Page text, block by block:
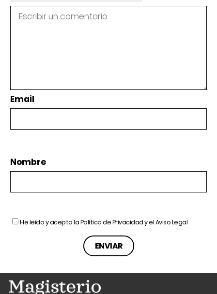
Email
Nombre
He leído y acepto laPolítica de Privacidady elAviso Legal